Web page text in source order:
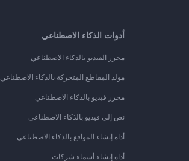
أدوات الذكاء الاصطناعي
محرر الفيديو بالذكاء الاصطناعي
مولد المقاطع المتحركة بالذكاء الاصطناعي
محرر فيديو بالذكاء الاصطناعي
نص إلى فيديو بالذكاء الاصطناعي
أداة إنشاء المواقع بالذكاء الاصطناعي
أداة إنشاء أسماء شركات